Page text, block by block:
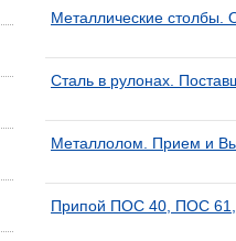
Металлические
Сталь в рулонах.
Металлолом. Прием и
Припой ПОС 40, ПОС